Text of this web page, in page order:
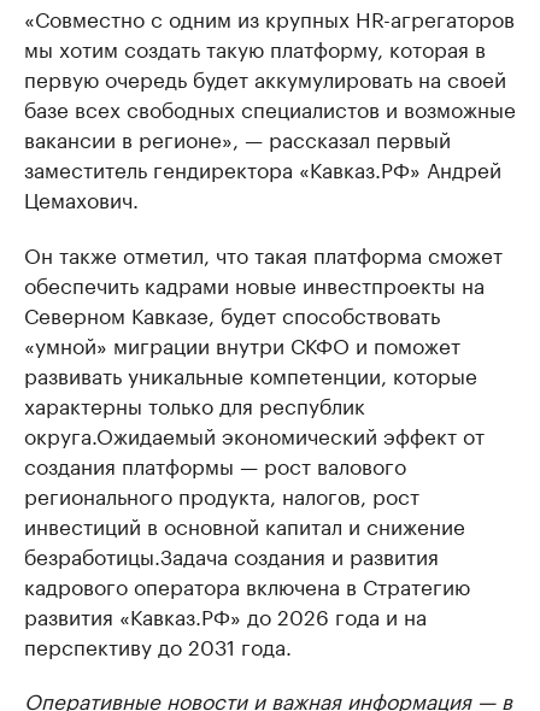
«Совместно с одним из крупных HR-агрегаторов
мы хотим создать такую платформу, которая в
первую очередь будет аккумулировать на своей
базе всех свободных специалистов и возможные
вакансии в регионе», — рассказал первый
заместитель гендиректора «Кавказ.РФ» Андрей
Цемахович.
Он также отметил, что такая платформа сможет
обеспечить кадрами новые инвестпроекты на
Северном Кавказе, будет способствовать
«умной» миграции внутри СКФО и поможет
развивать уникальные компетенции, которые
характерны только для республик
округа.Ожидаемый экономический эффект от
создания платформы — рост валового
регионального продукта, налогов, рост
инвестиций в основной капитал и снижение
безработицы.Задача создания и развития
кадрового оператора включена в Стратегию
развития «Кавказ.РФ» до 2026 года и на
перспективу до 2031 года.
Оперативные новости и важная информация — в